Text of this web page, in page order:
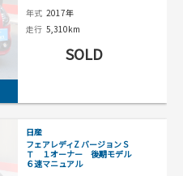
年式 2017年
走行 5,310km
SOLD
日産
フェアレディZ バージョンＳ
Ｔ １オーナー 後期モデル
６速マニュアル